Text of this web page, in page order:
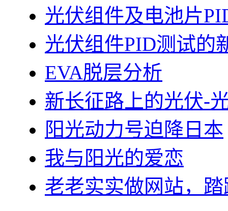
光伏组件及电池片
光伏组件PID测试的
EVA脱层分析
新长征路上的光伏-
阳光动力号迫降日本
我与阳光的爱恋
老老实实做网站，